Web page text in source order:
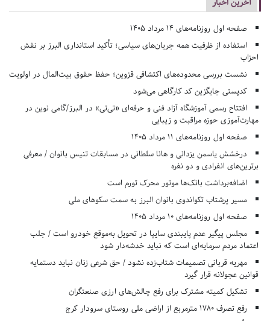
صفحه اول روزنامه‌های 14 مرداد 1405
استفاده از ظرفیت همه جریان‌های سیاسی؛ تأکید استانداری البرز بر نقش
احزاب
نشست بررسی محدوده‌های اکتشافی قزوین؛ حفظ حقوق بیت‌المال در اولویت
کدپستی جایگزین کد کارگاهی می‌شود
افتتاح رسمی آموزشگاه آزاد فنی و حرفه‌ای «تی‌تی» در البرز/گامی نوین در
مهارت‌آموزی حوزه مراقبت و زیبایی
صفحه اول روزنامه‌های 11 مرداد 1405
درخشش یاسمن یزدانی و هانا سلطانی در مسابقات تنیس بانوان / معرفی
برترین‌های انفرادی و دو نفره
اضافه‌برداشت بانک‌ها موتور محرک تورم است
مسیر پرشتاب تکواندوی بانوان البرز به سمت سکوهای ملی
صفحه اول روزنامه‌های 10 مرداد 1405
مجلس پیگیر عدم پایبندی سایپا در تحویل به‌موقع خودرو است / جلب
اعتماد مردم سرمایه‌ای است که نباید خدشه‌دار شود
مهریه قربانی تصمیمات شتاب‌زده نشود / حق شرعی زنان نباید دستمایه
قوانین عجولانه قرار گیرد
تشکیل کمیته مشترک برای رفع چالش‌های ارزی صنعتگران
رفع تصرف ۱۷۸۰ مترمربع از اراضی ملی روستای سرودار کرج